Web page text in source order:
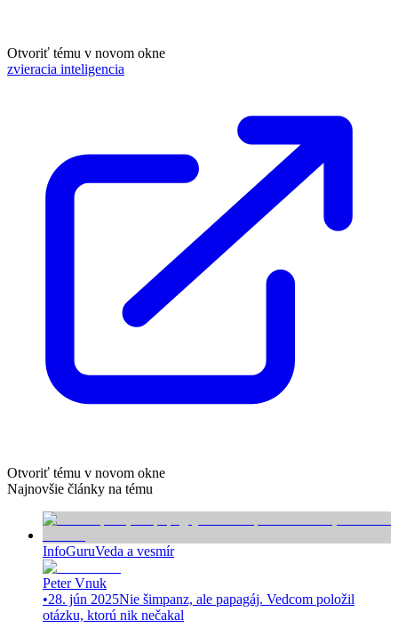
Otvoriť tému v novom okne
zvieracia inteligencia
Otvoriť tému v novom okne
Najnovšie články na tému
InfoGuruVeda a vesmír
Peter Vnuk
•28. jún 2025Nie šimpanz, ale papagáj. Vedcom položil
otázku, ktorú nik nečakal